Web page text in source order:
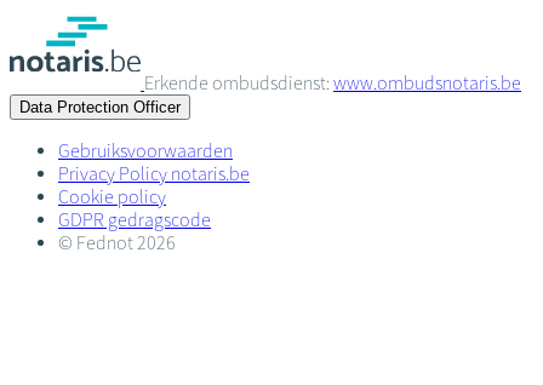
Erkende ombudsdienst:www.ombudsnotaris.be
Data Protection Officer
Gebruiksvoorwaarden
Privacy Policy notaris.be
Cookie policy
GDPR gedragscode
© Fednot 2026